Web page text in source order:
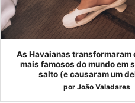
As Havaianas transformaram
mais famosos do mundo em
salto (e causaram um
por João Valadares